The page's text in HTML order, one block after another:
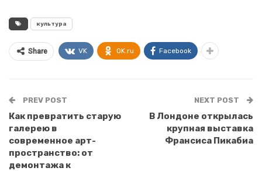
культура
Share VK OK.ru Facebook
PREV POST
Как превратить старую
галерею в
современное арт-
пространство: от
демонтажа к
NEXT POST
В Лондоне открылась
крупная выставка
Франсиса Пикабиа